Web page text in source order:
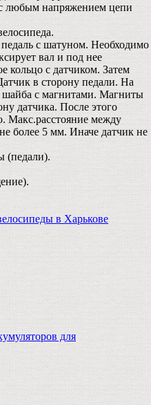
любым напряжением цепи
с шатуном. Необходимо
вал и под нее
кольцо с датчиком. Затем
в сторону педали. На
шайба с магнитами. Магниты
датчика. После этого
Макс.расстояние между
более 5 мм. Иначе датчик не
(педали).
в Харькове
для